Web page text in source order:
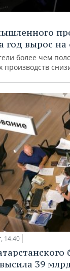
год вырос на
более чем
14:40
39